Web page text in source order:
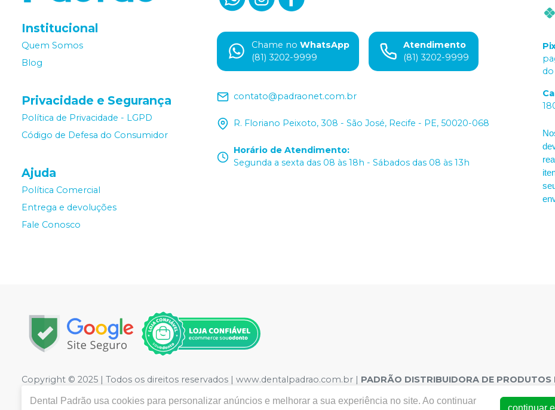
Institucional
Quem Somos
Blog
Privacidade e Segurança
Política de Privacidade - LGPD
Código de Defesa do Consumidor
Ajuda
Política Comercial
Entrega e devoluções
Fale Conosco
Chame no WhatsApp
(81) 3202-9999
Atendimento
(81) 3202-9999
contato@padraonet.com.br
R. Floriano Peixoto, 308 - São José, Recife - PE, 50020-068
Horário de Atendimento:
Segunda a sexta das 08 às 18h - Sábados das 08 às 13h
Copyright © 2025 | Todos os direitos reservados | www.dentalpadrao.com.br | PADRÃO DISTRIBUIDORA DE PRODUTOS
| CNPJ: 09.441.460/0001-20 | Rua Floriano Peixoto, 308 – São José, Recife – PE CEP 50020-060 | Autorizações de
Medicamentos controle especial :1.21736-3 Cosméticos: 2.08716-2 Dispositivo Médico: 8.00380-9 Saneantes : 3.02354-1 -
Dental Padrão usa cookies para personalizar anúncios e melhorar a sua experiência no site. Ao continuar
continuar